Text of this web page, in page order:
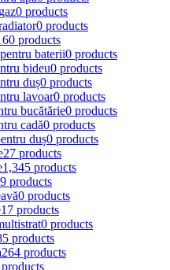
0 products
0 products
products
baterii0 products
bideu0 products
duș0 products
lavoar0 products
bucătărie0 products
cadă0 products
duș0 products
27 products
1,345 products
9 products
0 products
17 products
0 products
products
264 products